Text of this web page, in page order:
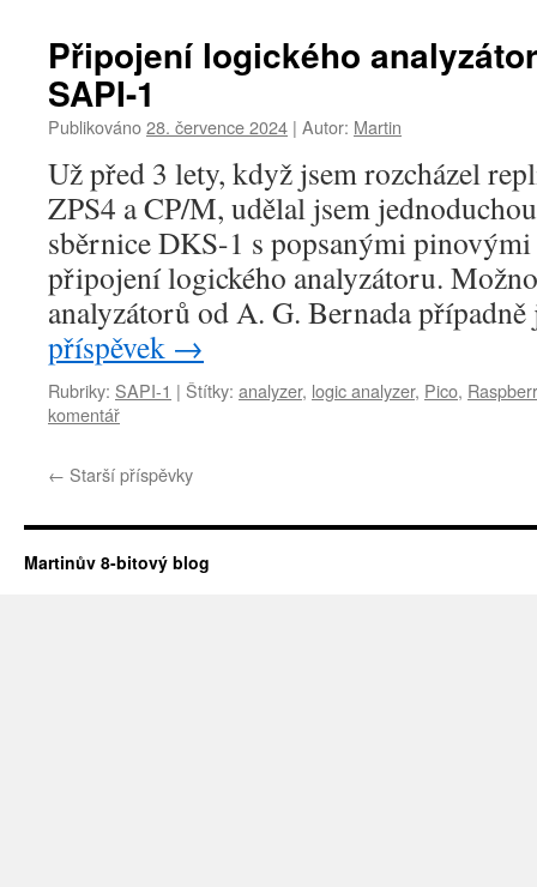
Připojení logického
SAPI-1
Publikováno28. července 2024 | Autor: Martin
Už před 3 lety, když jsem rozcházel
ZPS4 a CP/M, udělal jsem
sběrnice DKS-1 s popsanými
připojení logického analyzátoru.
analyzátorů od A. G. Bernada
příspěvek →
Rubriky: SAPI-1 | Štítky: analyzer, logic analyzer, Pico,
komentář
← Starší příspěvky
Martinův 8-bitový blog